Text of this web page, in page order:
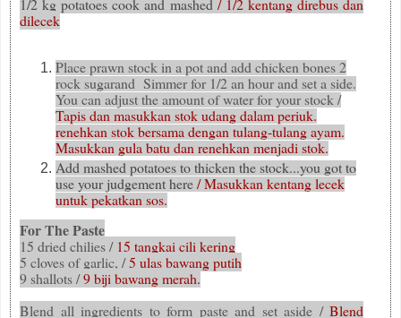
1/2 kg potatoes cook and mashed/ 1/2 kentang direbus dan
dilecek
Place prawn stock in a pot and add chicken bones 2
rock sugarand Simmer for 1/2 an hour and set a side.
You can adjust the amount of water for your stock /
Tapis dan masukkan stok udang dalam periuk.
renehkan stok bersama dengan tulang-tulang ayam.
Masukkan gula batu dan renehkan menjadi stok.
Add mashed potatoes to thicken the stock...you got to
use your judgement here/ Masukkan kentang lecek
untuk pekatkan sos.
For The Paste
15 dried chilies / 15 tangkai cili kering
5 cloves of garlic, /5 ulas bawang putih
9 shallots /9 biji bawang merah.
Blend all ingredients to form paste and set aside / Blend